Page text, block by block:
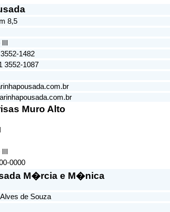
8,5
1482
3552-1087
Muro Alto
0000
M�rcia e M�nica
de Souza